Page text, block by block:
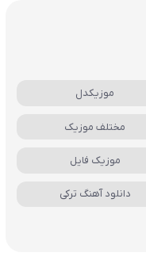
موزیکدل
مختلف موزیک
موزیک فایل
دانلود آهنگ ترکی